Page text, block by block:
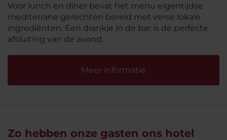
Voor lunch en diner bevat het menu eigentijdse
mediterrane gerechten bereid met verse lokale
ingrediënten. Een drankje in de bar is de perfecte
afsluiting van de avond.
Meer informatie
Zo hebben onze gasten ons hotel